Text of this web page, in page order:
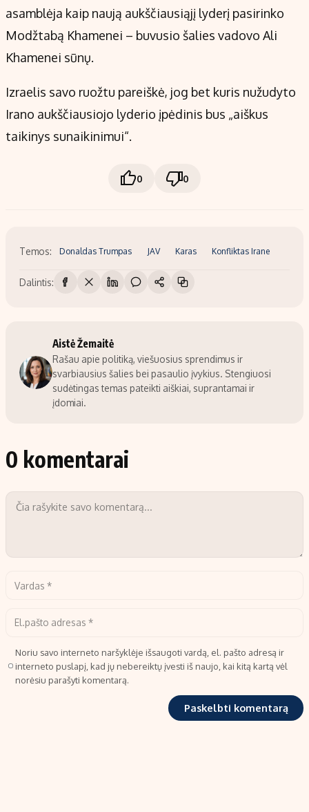
asamblėja kaip naują aukščiausiąjį lyderį pasirinko
Modžtabą Khamenei – buvusio šalies vadovo Ali
Khamenei sūnų.
Izraelis savo ruožtu pareiškė, jog bet kuris nužudyto
Irano aukščiausiojo lyderio įpėdinis bus „aiškus
taikinys sunaikinimui“.
0 0
Temos: Donaldas Trumpas JAV Karas Konfliktas Irane
Dalintis:
Aistė Žemaitė
Rašau apie politiką, viešuosius sprendimus ir
svarbiausius šalies bei pasaulio įvykius. Stengiuosi
sudėtingas temas pateikti aiškiai, suprantamai ir
įdomiai.
0 komentarai
Noriu savo interneto naršyklėje išsaugoti vardą, el. pašto adresą ir
interneto puslapį, kad jų nebereiktų įvesti iš naujo, kai kitą kartą vėl
norėsiu parašyti komentarą.